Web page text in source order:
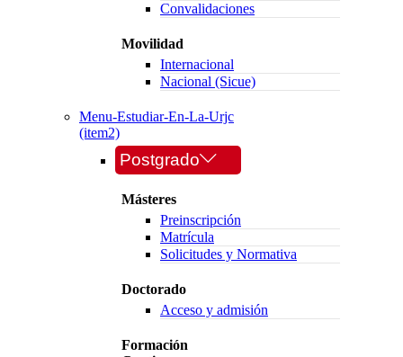
Convalidaciones
Movilidad
Internacional
Nacional (Sicue)
Menu-Estudiar-En-La-Urjc
(item2)
Postgrado
Másteres
Preinscripción
Matrícula
Solicitudes y Normativa
Doctorado
Acceso y admisión
Formación